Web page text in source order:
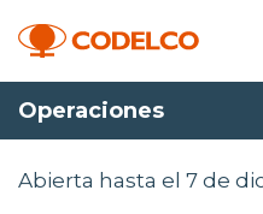
Transparencia activa
Operaciones
Abierta hasta el 7 de